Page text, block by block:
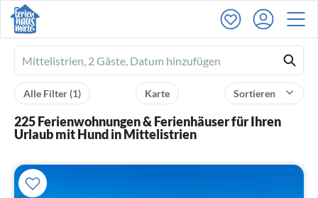
Ferienhausmiete
logo
Sortieren
Karte
Alle Filter(1)
225 Ferienwohnungen & Ferienhäuser für Ihren
Urlaub mit Hund in Mittelistrien